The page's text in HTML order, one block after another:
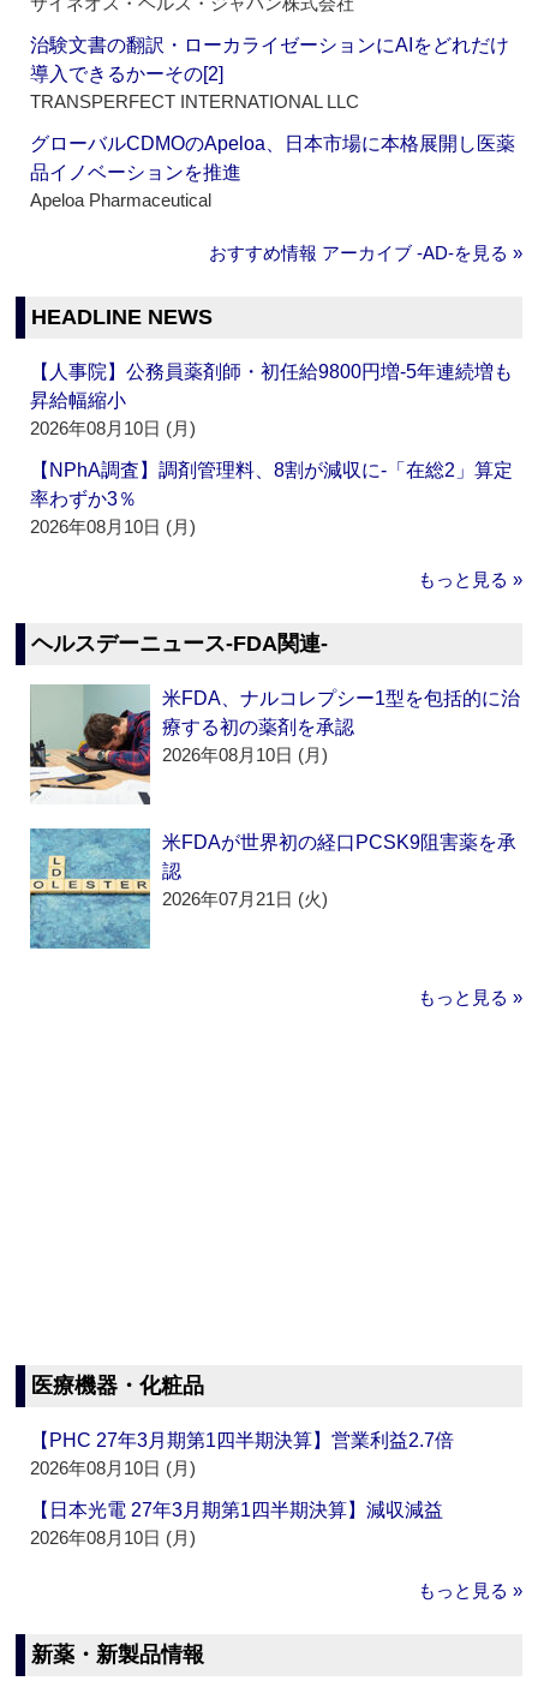
治験文書の翻訳・ローカライゼーションにAIをどれだけ
導入できるかーその[2]
TRANSPERFECT INTERNATIONAL LLC
グローバルCDMOのApeloa、日本市場に本格展開し医薬
品イノベーションを推進
Apeloa Pharmaceutical
おすすめ情報 アーカイブ ‐AD‐を見る »
HEADLINE NEWS
【人事院】公務員薬剤師・初任給9800円増‐5年連続増も
昇給幅縮小
2026年08月10日 (月)
【NPhA調査】調剤管理料、8割が減収に‐「在総2」算定
率わずか3％
2026年08月10日 (月)
もっと見る »
ヘルスデーニュース‐FDA関連‐
米FDA、ナルコレプシー1型を包括的に治
療する初の薬剤を承認
2026年08月10日 (月)
米FDAが世界初の経口PCSK9阻害薬を承
認
2026年07月21日 (火)
もっと見る »
医療機器・化粧品
【PHC 27年3月期第1四半期決算】営業利益2.7倍
2026年08月10日 (月)
【日本光電 27年3月期第1四半期決算】減収減益
2026年08月10日 (月)
もっと見る »
新薬・新製品情報